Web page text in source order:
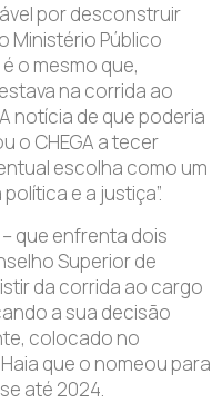
por desconstruir
Ministério Público
o mesmo que,
na corrida ao
notícia de que poderia
o CHEGA a tecer
escolha como um
e a justiça”.
que enfrenta dois
Superior de
da corrida ao cargo
a sua decisão
colocado no
que o nomeou para
até 2024.